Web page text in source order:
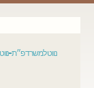
נווט למשרד פ״ת